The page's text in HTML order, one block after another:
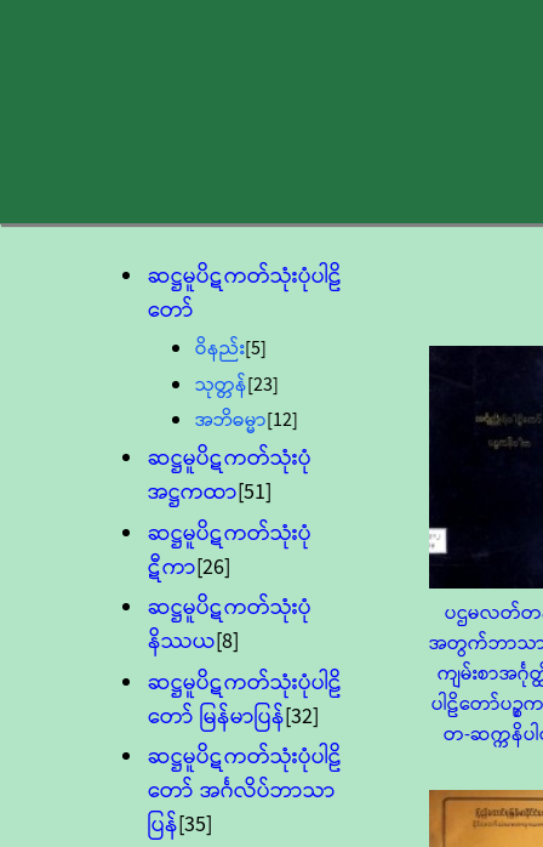
ဆဋ္ဌမူပိဋကတ်သုံးပုံပါဠိ
တော်
ဝိနည်း[5]
သုတ္တန်[23]
အဘိဓမ္မာ[12]
ဆဋ္ဌမူပိဋကတ်သုံးပုံ
အဋ္ဌကထာ[51]
ဆဋ္ဌမူပိဋကတ်သုံးပုံ
ဋီကာ[26]
ဆဋ္ဌမူပိဋကတ်သုံးပုံ
နိဿယ[8]
ဆဋ္ဌမူပိဋကတ်သုံးပုံပါဠိ
တော် မြန်မာပြန်[32]
ဆဋ္ဌမူပိဋကတ်သုံးပုံပါဠိ
တော် အင်္ဂလိပ်ဘာသာ
ပြန်[35]
ပဌမလတ်တ
အတွက်ဘာသာ
ကျမ်းစာအင်္ဂု
ပါဠိတော်ပဉ္စ
တ-ဆက္ကနိပ